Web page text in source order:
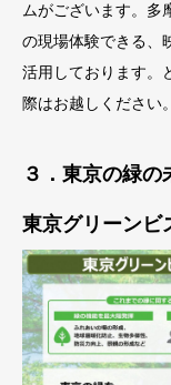
ムがございます。多
の現場体験できる、
活用しております。
際はお越しください。
３．東京の緑の
東京グリーンビ